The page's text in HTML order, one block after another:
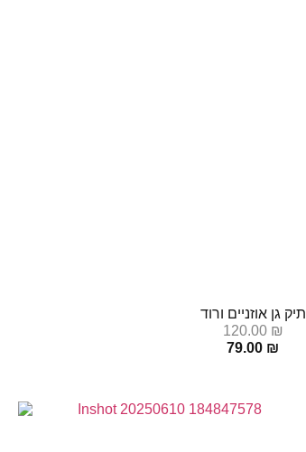
תיק גן אוזניים ורוד
120.00 ₪
79.00 ₪